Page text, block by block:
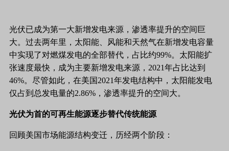
光伏已成为第一大新增发电来源，渗透率提升的空间巨
大。过去两年里，太阳能、风能和天然气在新增发电容量
中实现了对燃煤发电的全部替代，占比约99%。太阳能扩
张速度最快，成为主要新增发电来源，2021年占比达到
46%。尽管如此，在美国2021年发电结构中，太阳能发电
仅占到总发电量的2.86%，渗透率提升的空间大。
光伏为首的可再生能源逐步替代传统能源
回顾美国市场能源结构变迁，历经两个阶段：